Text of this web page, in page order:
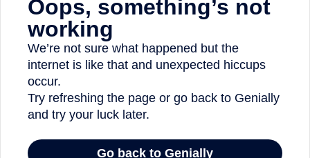
voir aussi Créer un calendrier de l'Avent
adventskalender
interactif